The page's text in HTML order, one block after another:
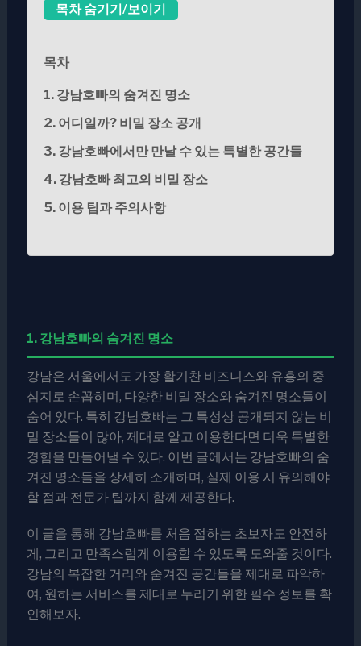
목차 숨기기/보이기
목차
1. 강남호빠의 숨겨진 명소
2. 어디일까? 비밀 장소 공개
3. 강남호빠에서만 만날 수 있는 특별한 공간들
4. 강남호빠 최고의 비밀 장소
5. 이용 팁과 주의사항
1. 강남호빠의 숨겨진 명소
강남은 서울에서도 가장 활기찬 비즈니스와 유흥의 중
심지로 손꼽히며, 다양한 비밀 장소와 숨겨진 명소들이
숨어 있다. 특히 강남호빠는 그 특성상 공개되지 않는 비
밀 장소들이 많아, 제대로 알고 이용한다면 더욱 특별한
경험을 만들어낼 수 있다. 이번 글에서는 강남호빠의 숨
겨진 명소들을 상세히 소개하며, 실제 이용 시 유의해야
할 점과 전문가 팁까지 함께 제공한다.
이 글을 통해 강남호빠를 처음 접하는 초보자도 안전하
게, 그리고 만족스럽게 이용할 수 있도록 도와줄 것이다.
강남의 복잡한 거리와 숨겨진 공간들을 제대로 파악하
여, 원하는 서비스를 제대로 누리기 위한 필수 정보를 확
인해보자.